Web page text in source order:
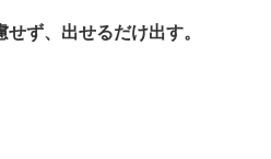
ず、出せるだけ出す。